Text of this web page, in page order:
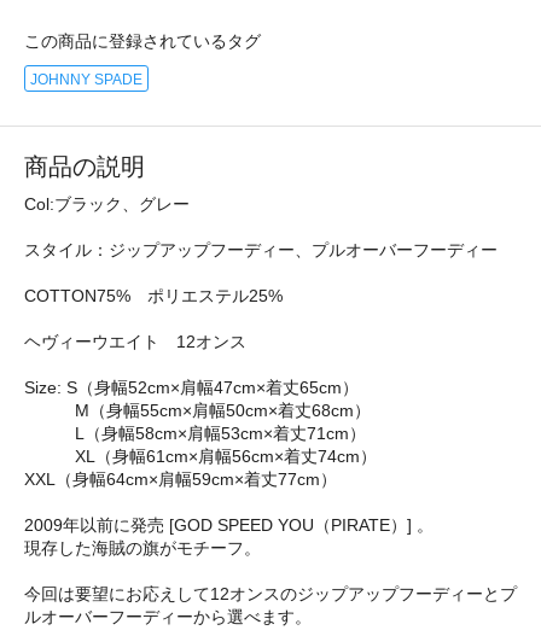
この商品に登録されているタグ
JOHNNY SPADE
商品の説明
Col:ブラック、グレー
スタイル：ジップアップフーディー、プルオーバーフーディー
COTTON75% ポリエステル25%
ヘヴィーウエイト 12オンス
Size: S（身幅52cm×肩幅47cm×着丈65cm）
M（身幅55cm×肩幅50cm×着丈68cm）
L（身幅58cm×肩幅53cm×着丈71cm）
XL（身幅61cm×肩幅56cm×着丈74cm）
XXL（身幅64cm×肩幅59cm×着丈77cm）
2009年以前に発売 [GOD SPEED YOU（PIRATE）] 。
現存した海賊の旗がモチーフ。
今回は要望にお応えして12オンスのジップアップフーディーとプ
ルオーバーフーディーから選べます。